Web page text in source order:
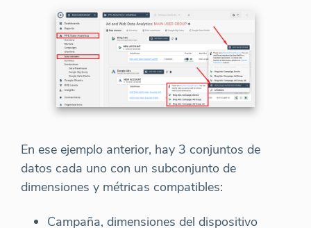
En ese ejemplo anterior, hay 3 conjuntos de
datos cada uno con un subconjunto de
dimensiones y métricas compatibles:
Campaña, dimensiones del dispositivo